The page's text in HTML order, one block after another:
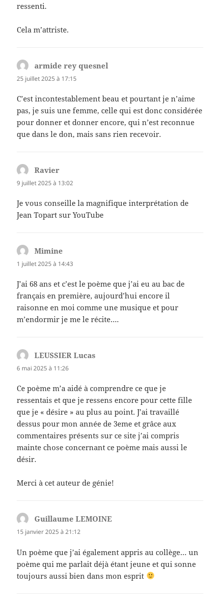
ressenti.
Cela m’attriste.
armide rey quesnel
25 juillet 2025 à 17:15
C’est incontestablement beau et pourtant je n’aime
pas, je suis une femme, celle qui est donc considérée
pour donner et donner encore, qui n’est reconnue
que dans le don, mais sans rien recevoir.
Ravier
9 juillet 2025 à 13:02
Je vous conseille la magnifique interprétation de
Jean Topart sur YouTube
Mimine
1 juillet 2025 à 14:43
J’ai 68 ans et c’est le poème que j’ai eu au bac de
français en première, aujourd’hui encore il
raisonne en moi comme une musique et pour
m’endormir je me le récite….
LEUSSIER Lucas
6 mai 2025 à 11:26
Ce poème m’a aidé à comprendre ce que je
ressentais et que je ressens encore pour cette fille
que je « désire » au plus au point. J’ai travaillé
dessus pour mon année de 3eme et grâce aux
commentaires présents sur ce site j’ai compris
mainte chose concernant ce poème mais aussi le
désir.
Merci à cet auteur de génie!
Guillaume LEMOINE
15 janvier 2025 à 21:12
Un poème que j’ai également appris au collège… un
poème qui me parlait déjà étant jeune et qui sonne
toujours aussi bien dans mon esprit